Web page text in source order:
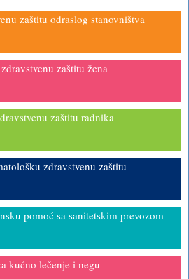
zaštitu odraslog stanovništva
zaštitu žena
zaštitu radnika
zdravstvenu zaštitu
pomoć sa sanitetskim prevozom
kućno lečenje i negu